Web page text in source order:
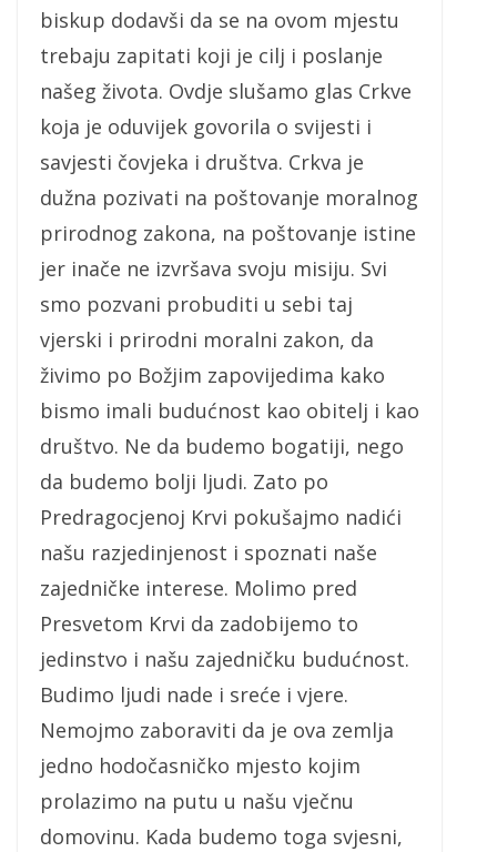
biskup dodavši da se na ovom mjestu
trebaju zapitati koji je cilj i poslanje
našeg života. Ovdje slušamo glas Crkve
koja je oduvijek govorila o svijesti i
savjesti čovjeka i društva. Crkva je
dužna pozivati na poštovanje moralnog
prirodnog zakona, na poštovanje istine
jer inače ne izvršava svoju misiju. Svi
smo pozvani probuditi u sebi taj
vjerski i prirodni moralni zakon, da
živimo po Božjim zapovijedima kako
bismo imali budućnost kao obitelj i kao
društvo. Ne da budemo bogatiji, nego
da budemo bolji ljudi. Zato po
Predragocjenoj Krvi pokušajmo nadići
našu razjedinjenost i spoznati naše
zajedničke interese. Molimo pred
Presvetom Krvi da zadobijemo to
jedinstvo i našu zajedničku budućnost.
Budimo ljudi nade i sreće i vjere.
Nemojmo zaboraviti da je ova zemlja
jedno hodočasničko mjesto kojim
prolazimo na putu u našu vječnu
domovinu. Kada budemo toga svjesni,